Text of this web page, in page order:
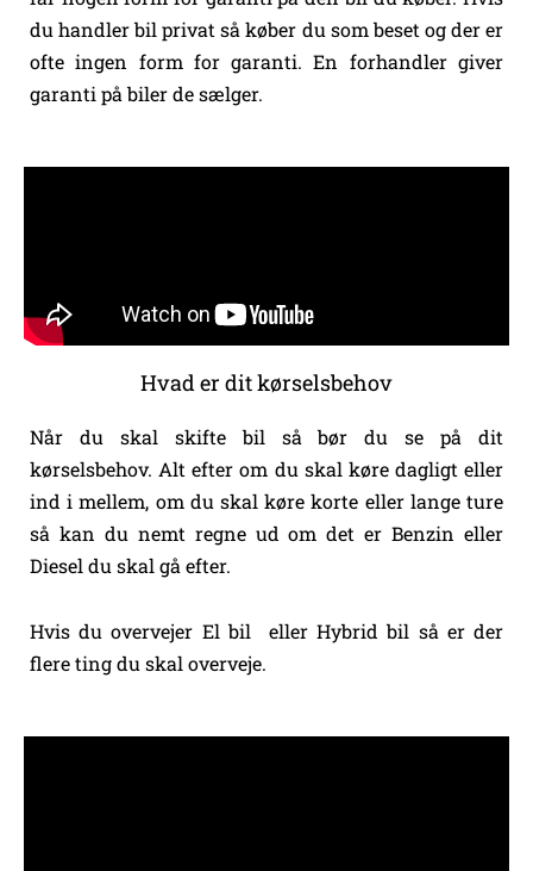
du handler bil privat så køber du som beset og der er
ofte ingen form for garanti. En forhandler giver
garanti på biler de sælger.
Hvad er dit kørselsbehov
Når du skal skifte bil så bør du se på dit
kørselsbehov. Alt efter om du skal køre dagligt eller
ind i mellem, om du skal køre korte eller lange ture
så kan du nemt regne ud om det er Benzin eller
Diesel du skal gå efter.
Hvis du overvejer El bil eller Hybrid bil så er der
flere ting du skal overveje.